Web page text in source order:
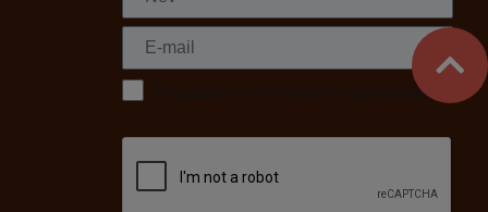
Elfogadom az Adatkezelési tájékoztatót